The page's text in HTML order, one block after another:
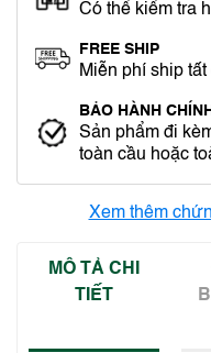
Có thể kiểm tra
FREE SHIP
Miễn phí ship
BẢO HÀNH
Sản phẩm đi
toàn cầu hoặc
Xem thêm
MÔ TẢ CHI
TIẾT